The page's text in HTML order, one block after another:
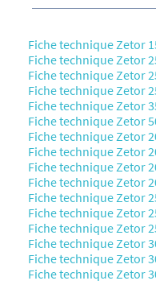
Fiche technique Zetor
Fiche technique Zetor
Fiche technique Zetor
Fiche technique Zetor
Fiche technique Zetor
Fiche technique Zetor
Fiche technique Zetor
Fiche technique Zetor
Fiche technique Zetor
Fiche technique Zetor
Fiche technique Zetor
Fiche technique Zetor
Fiche technique Zetor
Fiche technique Zetor
Fiche technique Zetor
Fiche technique Zetor